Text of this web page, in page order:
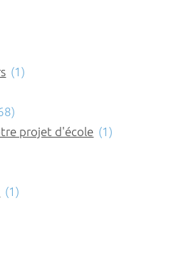
(1)
projet d'école (1)
(1)